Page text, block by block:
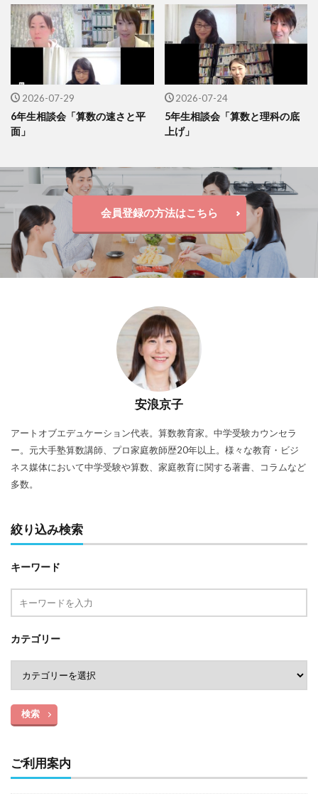
2026-07-29
6年生相談会「算数の速さと平
面」
2026-07-24
5年生相談会「算数と理科の底
上げ」
会員登録の方法はこちら
安浪京子
アートオブエデュケーション代表。算数教育家。中学受験カウンセラ
ー。元大手塾算数講師、プロ家庭教師歴20年以上。様々な教育・ビジ
ネス媒体において中学受験や算数、家庭教育に関する著書、コラムなど
多数。
絞り込み検索
キーワード
カテゴリー
検索
ご利用案内